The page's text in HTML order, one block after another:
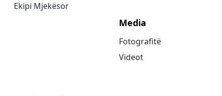
Ekipi Mjekësor
Media
Fotografitë
Videot